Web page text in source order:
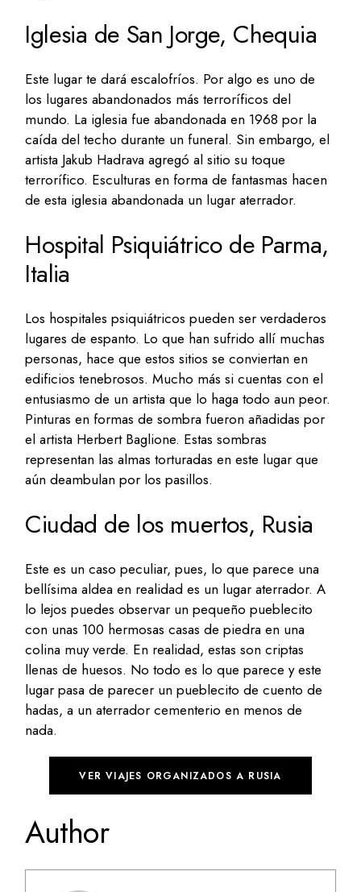
Iglesia de San Jorge, Chequia
Este lugar te dará escalofríos. Por algo es uno de
los lugares abandonados más terroríficos del
mundo. La iglesia fue abandonada en 1968 por la
caída del techo durante un funeral. Sin embargo, el
artista Jakub Hadrava agregó al sitio su toque
terrorífico. Esculturas en forma de fantasmas hacen
de esta iglesia abandonada un lugar aterrador.
Hospital Psiquiátrico de Parma,
Italia
Los hospitales psiquiátricos pueden ser verdaderos
lugares de espanto. Lo que han sufrido allí muchas
personas, hace que estos sitios se conviertan en
edificios tenebrosos. Mucho más si cuentas con el
entusiasmo de un artista que lo haga todo aun peor.
Pinturas en formas de sombra fueron añadidas por
el artista Herbert Baglione. Estas sombras
representan las almas torturadas en este lugar que
aún deambulan por los pasillos.
Ciudad de los muertos, Rusia
Este es un caso peculiar, pues, lo que parece una
bellísima aldea en realidad es un lugar aterrador. A
lo lejos puedes observar un pequeño pueblecito
con unas 100 hermosas casas de piedra en una
colina muy verde. En realidad, estas son criptas
llenas de huesos. No todo es lo que parece y este
lugar pasa de parecer un pueblecito de cuento de
hadas, a un aterrador cementerio en menos de
nada.
VER VIAJES ORGANIZADOS A RUSIA
Author